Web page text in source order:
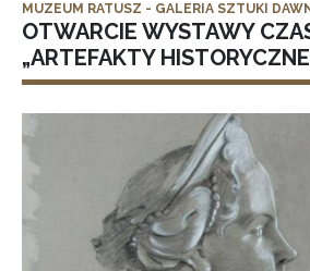
MUZEUM RATUSZ - GALERIA SZTUKI
OTWARCIE WYSTAWY
„ARTEFAKTY